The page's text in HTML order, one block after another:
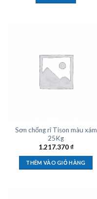
Sơn chống rỉ Tison màu xám
25Kg
1.217.370₫
THÊM VÀO GIỎ HÀNG